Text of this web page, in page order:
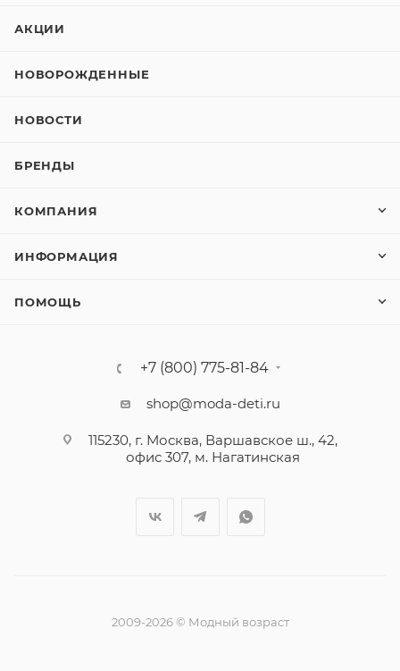
АКЦИИ
НОВОРОЖДЕННЫЕ
НОВОСТИ
БРЕНДЫ
КОМПАНИЯ
ИНФОРМАЦИЯ
ПОМОЩЬ
+7 (800) 775-81-84
shop@moda-deti.ru
115230, г. Москва, Варшавское ш., 42,
офис 307, м. Нагатинская
2009-2026 © Модный возраст